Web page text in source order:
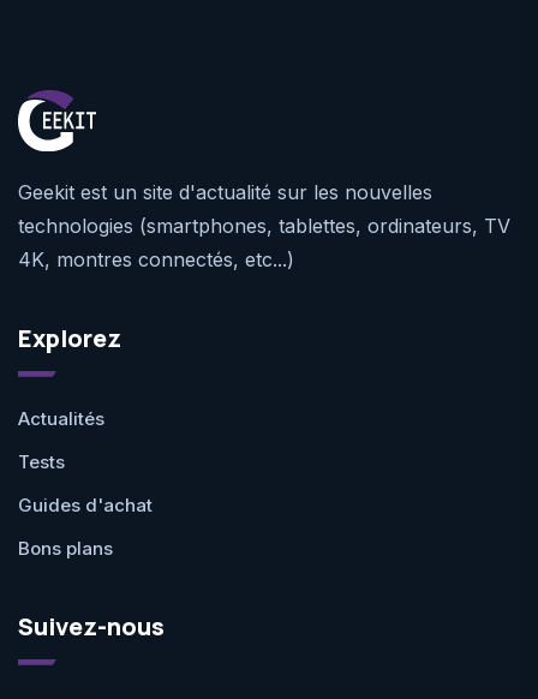
Geekit est un site d'actualité sur les nouvelles
technologies (smartphones, tablettes, ordinateurs, TV
4K, montres connectés, etc...)
Explorez
Actualités
Tests
Guides d'achat
Bons plans
Suivez-nous